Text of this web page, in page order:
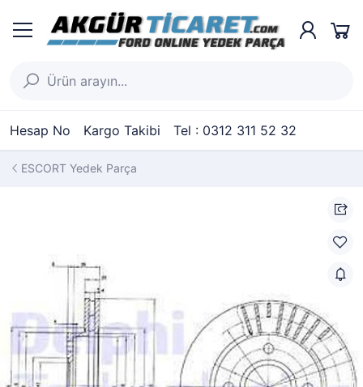
Hesap No Kargo Takibi Tel : 0312 311 52 32
ESCORT Yedek Parça